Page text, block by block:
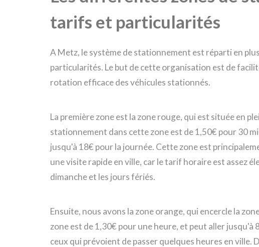
tarifs et particularités
A Metz, le système de stationnement est réparti en
particularités. Le but de cette organisation est de
rotation efficace des véhicules stationnés.
La première zone est la zone rouge, qui est située en
stationnement dans cette zone est de 1,50€ pour 30
jusqu'à 18€ pour la journée. Cette zone est
une visite rapide en ville, car le tarif horaire est assez
dimanche et les jours fériés.
Ensuite, nous avons la zone orange, qui encercle la
zone est de 1,30€ pour une heure, et peut aller jusqu'à
ceux qui prévoient de passer quelques heures en ville.